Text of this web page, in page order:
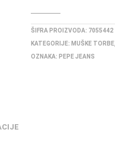
ŠIFRA PROIZVODA: 7055442
KATEGORIJE: MUŠKE TORBE
OZNAKA: PEPE JEANS